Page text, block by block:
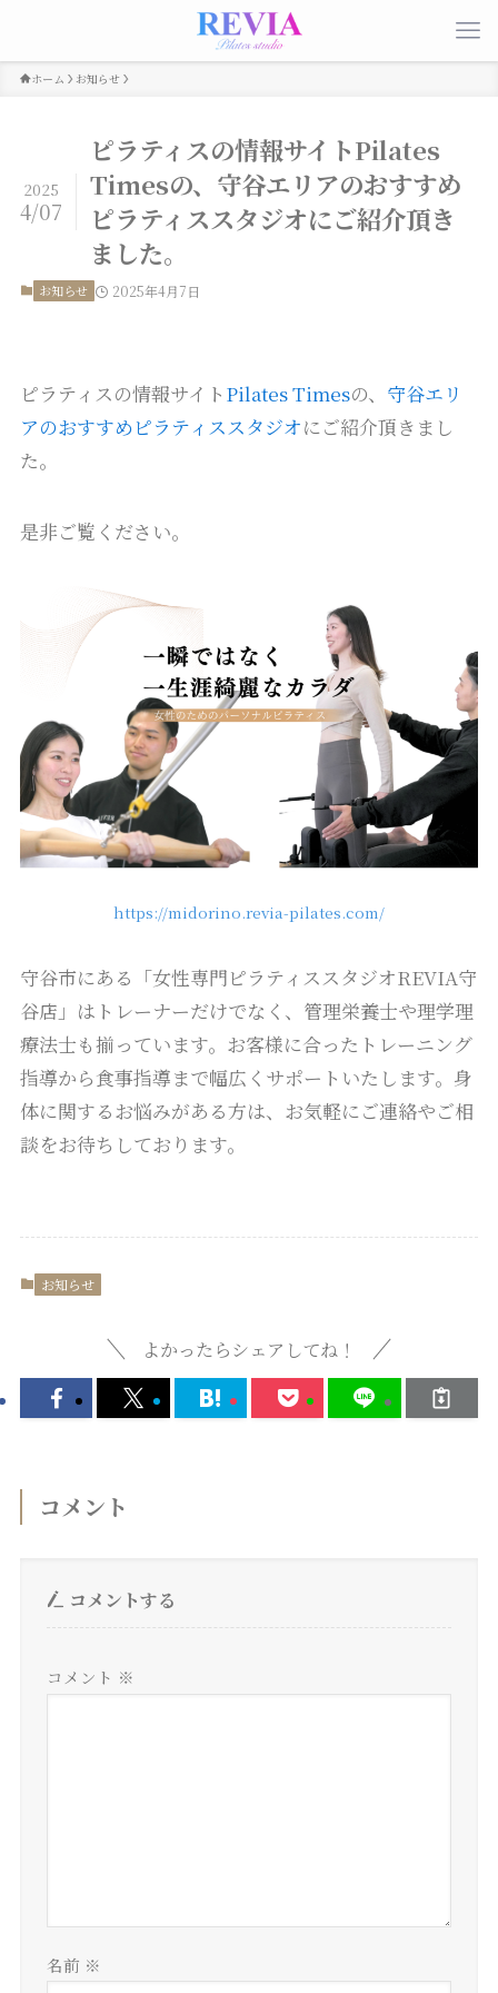
ホーム お知らせ
ピラティスの情報サイトPilates
Timesの、守谷エリアのおすすめ
ピラティススタジオにご紹介頂き
ました。
2025
4/07
お知らせ 2025年4月7日
ピラティスの情報サイト Pilates Timesの、 守谷エリ
アのおすすめピラティススタジオにご紹介頂きまし
た。
是非ご覧ください。
https://midorino.revia-pilates.com/
守谷市にある「女性専門ピラティススタジオREVIA守
谷店」はトレーナーだけでなく、管理栄養士や理学理
療法士も揃っています。お客様に合ったトレーニング
指導から食事指導まで幅広くサポートいたします。身
体に関するお悩みがある方は、お気軽にご連絡やご相
談をお待ちしております。
お知らせ
よかったらシェアしてね！
コメント
コメントする
コメント ※
名前 ※